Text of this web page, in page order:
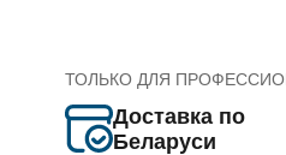
ТОЛЬКО ДЛЯ
Доставка по
Беларуси